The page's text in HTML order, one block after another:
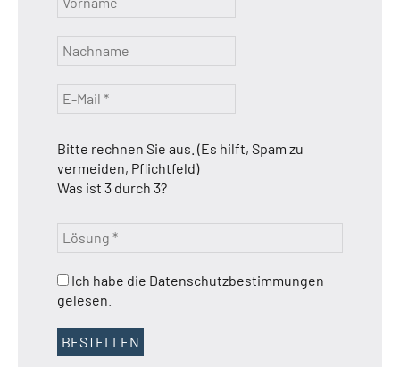
Bitte rechnen Sie aus. (Es hilft, Spam zu
vermeiden, Pflichtfeld)
Was ist 3 durch 3?
Ich habe die Datenschutzbestimmungen
gelesen.